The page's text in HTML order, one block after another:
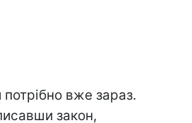
вже зараз.
закон,